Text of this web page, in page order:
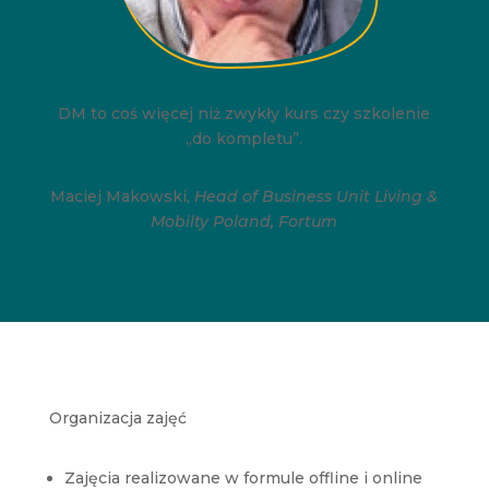
DM to coś więcej niż zwykły kurs czy szkolenie
„do kompletu”.
Maciej Makowski, Head of Business Unit Living &
Mobilty Poland, Fortum
Organizacja zajęć
Zajęcia realizowane w formule offline i online